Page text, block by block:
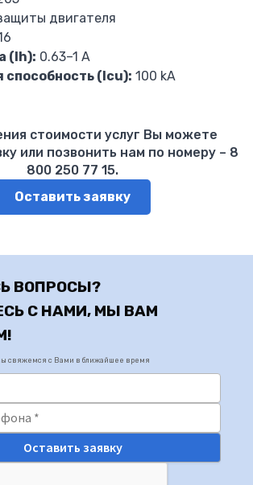
модульные DMK
панельные DMK
тока DM…T
переключатель ALT
мощности DCR
BCE
дизель-генератором RGAM
частоты Lovato
двигателя SM
RF
частоты ERMAN
частоты EuraDrives
690В
315 кВт)
500кВт)
двигателя
(Ih): 0.63–1 A
(Icu): 100 kA
стоимости услуг Вы можете
или позвонить нам по номеру – 8
800 250 77 15.
Оставить заявку
ВОПРОСЫ?
С НАМИ, МЫ ВАМ
свяжемся с Вами в ближайшее время